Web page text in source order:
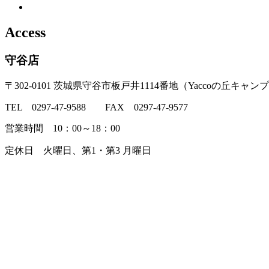
Access
守谷店
〒302-0101 茨城県守谷市板戸井1114番地（Yaccoの丘キャン
TEL 0297-47-9588 FAX 0297-47-9577
営業時間 10：00～18：00
定休日 火曜日、第1・第3 月曜日